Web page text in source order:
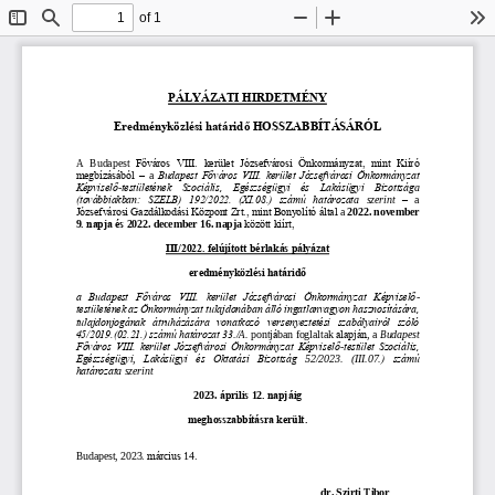
Toggle
Sidebar
Find
of 1
Zoom
Out
In
PÁLYÁZATI HIRDETMÉNY
Eredményközlési határidő HOSSZABBÍTÁSÁRÓL
A  Budapest Főváros  VIII.  kerület Józsefvárosi  Önkormányzat,  mint  Kiíró
megbízásából – a Budapest  Főváros  VIII.  kerület  Józsefvárosi  Önkormányzat
Képviselő-testületének Szociális,  Egészségügyi  és  Lakásügyi  Bizottsága
(továbbiakban:  SZELB)
192/2022.  (XI.08.)  számú  határozata szerint – a
Józsefvárosi Gazdálkodási Központ Zrt., mint Bonyolító által a 2022. november
9. napja és 2022. december 16. napja között kiírt,
III/2022. felújított bérlakás pályázat
eredményközlési határidő
a  Budapest  Főváros  VIII.  kerület  Józsefvárosi  Önkormányzat  Képviselő-
testületének az Önkormányzat tulajdonában álló ingatlanvagyon hasznosítására,
tulajdonjogának  átruházására vonatkozó  versenyeztetési  szabályairól  szóló
45/2019.(02.21.) számú határozat 33 ./A pontjában foglaltak alapján, a Budapest
Főváros  VIII.  kerület  Józsefvárosi  Önkormányzat  Képviselő-testület  Szociális,
Egészségügyi, Lakásügyi és  Oktatási Bizottság 52/2023.   (III.07.)  számú
határozata szerint
2023 . április 12 . napjáig
meghosszabbításra került.
Budapest, 2023. március 14.
dr. Szirti Tibor